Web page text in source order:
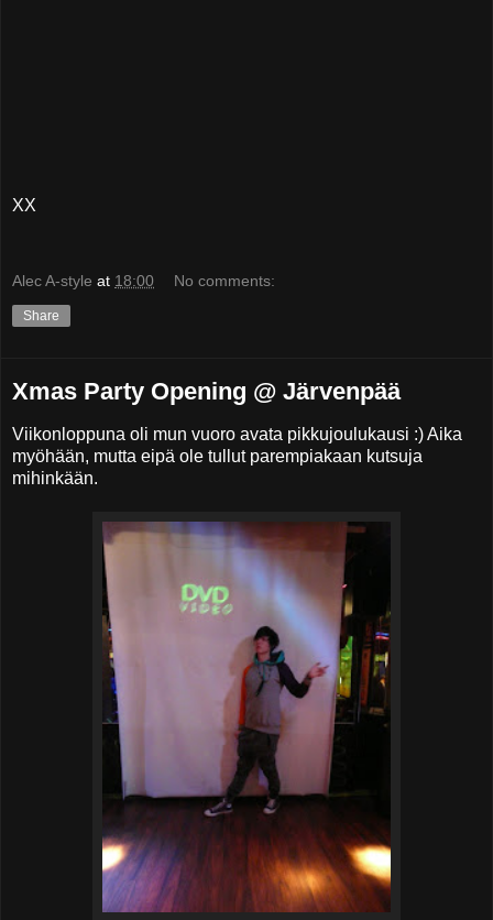
XX
Alec A-style at 18:00 No comments:
Share
Xmas Party Opening @ Järvenpää
Viikonloppuna oli mun vuoro avata pikkujoulukausi :) Aika
myöhään, mutta eipä ole tullut parempiakaan kutsuja
mihinkään.